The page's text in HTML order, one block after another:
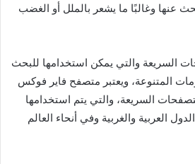
عنها وغالبًا ما يشعر بالملل أو الغضب
السريعة والتي يمكن استخدامها للبحث
المتنوعة، ويعتبر متصفح فاير فوكس
السريعة، والتي يتم استخدامها
العربية والغربية وفي أنحاء العالم